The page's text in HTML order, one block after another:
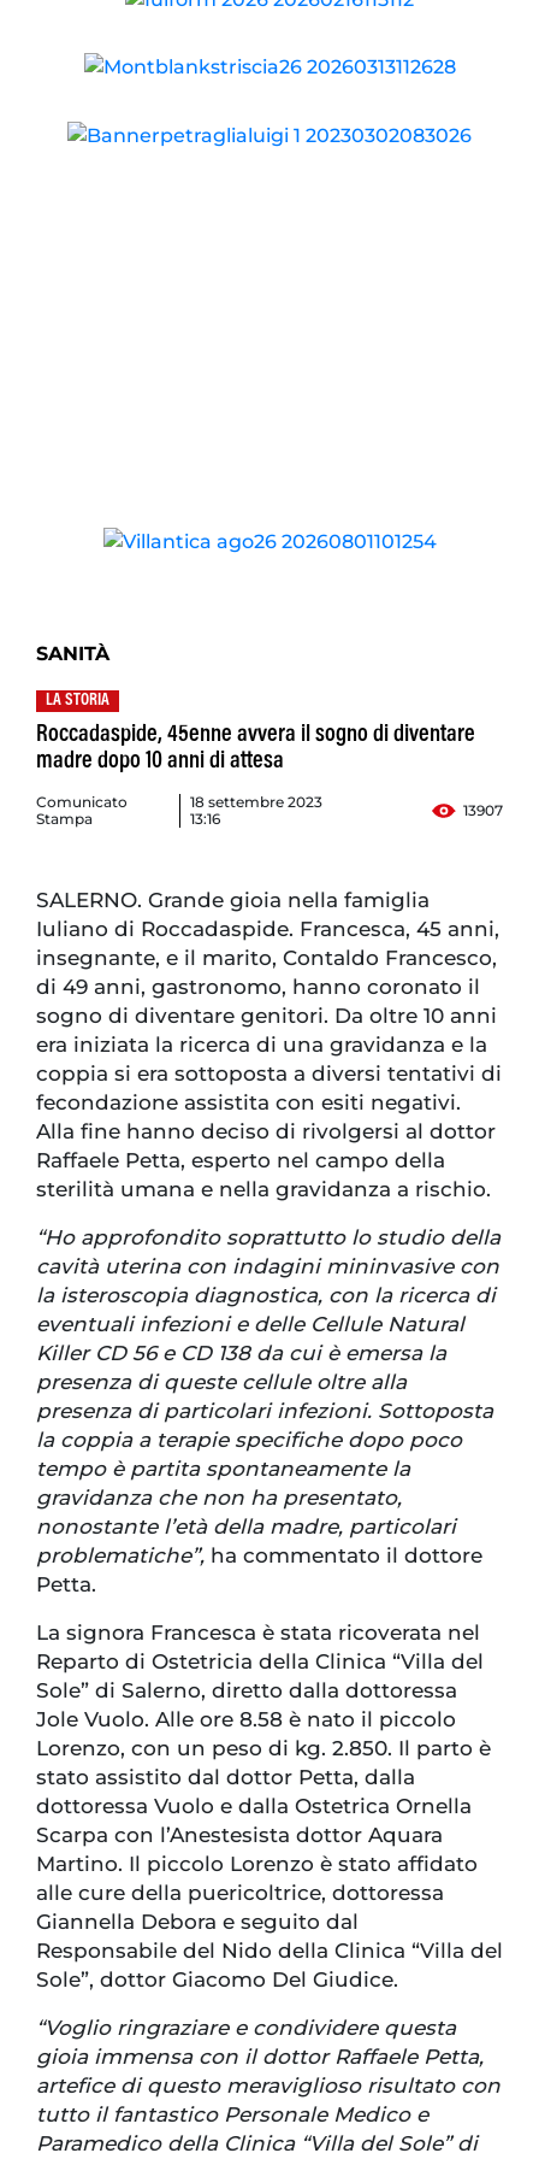
SANITÀ
LA STORIA
Roccadaspide, 45enne avvera il sogno di diventare
madre dopo 10 anni di attesa
Comunicato
Stampa
18 settembre 2023
13:16
13907
SALERNO. Grande gioia nella famiglia
Iuliano di Roccadaspide. Francesca, 45 anni,
insegnante, e il marito, Contaldo Francesco,
di 49 anni, gastronomo, hanno coronato il
sogno di diventare genitori. Da oltre 10 anni
era iniziata la ricerca di una gravidanza e la
coppia si era sottoposta a diversi tentativi di
fecondazione assistita con esiti negativi.
Alla fine hanno deciso di rivolgersi al dottor
Raffaele Petta, esperto nel campo della
sterilità umana e nella gravidanza a rischio.
“Ho approfondito soprattutto lo studio della
cavità uterina con indagini mininvasive con
la isteroscopia diagnostica, con la ricerca di
eventuali infezioni e delle Cellule Natural
Killer CD 56 e CD 138 da cui è emersa la
presenza di queste cellule oltre alla
presenza di particolari infezioni. Sottoposta
la coppia a terapie specifiche dopo poco
tempo è partita spontaneamente la
gravidanza che non ha presentato,
nonostante l’età della madre, particolari
problematiche”, ha commentato il dottore
Petta.
La signora Francesca è stata ricoverata nel
Reparto di Ostetricia della Clinica “Villa del
Sole” di Salerno, diretto dalla dottoressa
Jole Vuolo. Alle ore 8.58 è nato il piccolo
Lorenzo, con un peso di kg. 2.850. Il parto è
stato assistito dal dottor Petta, dalla
dottoressa Vuolo e dalla Ostetrica Ornella
Scarpa con l’Anestesista dottor Aquara
Martino. Il piccolo Lorenzo è stato affidato
alle cure della puericoltrice, dottoressa
Giannella Debora e seguito dal
Responsabile del Nido della Clinica “Villa del
Sole”, dottor Giacomo Del Giudice.
“Voglio ringraziare e condividere questa
gioia immensa con il dottor Raffaele Petta,
artefice di questo meraviglioso risultato con
tutto il fantastico Personale Medico e
Paramedico della Clinica “Villa del Sole” di